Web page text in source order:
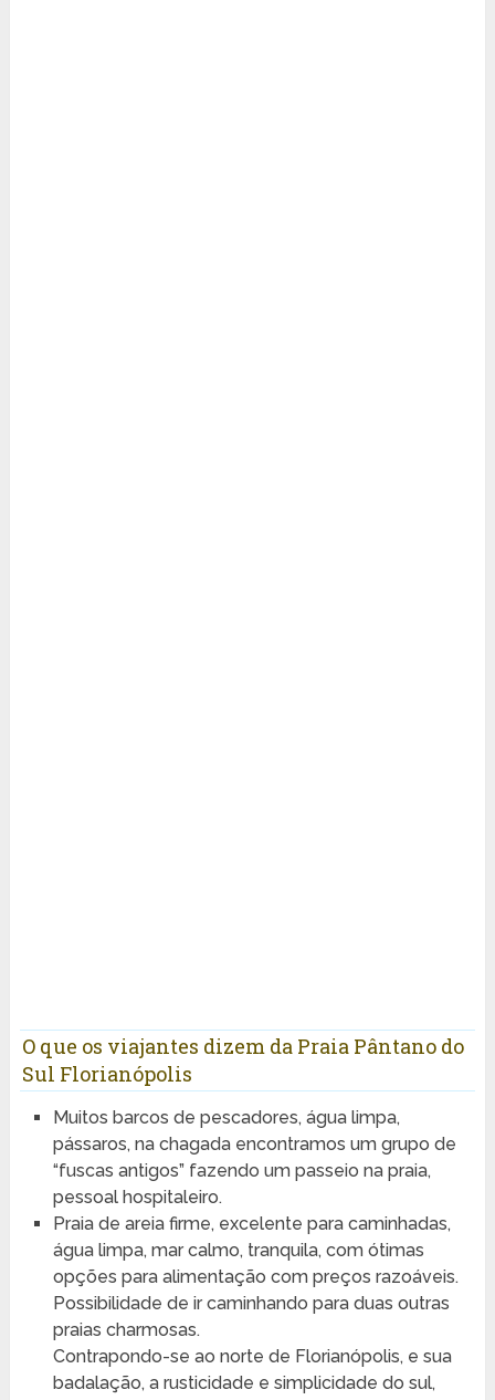
O que os viajantes dizem da Praia Pântano do
Sul Florianópolis
Muitos barcos de pescadores, água limpa,
pássaros, na chagada encontramos um grupo de
“fuscas antigos” fazendo um passeio na praia,
pessoal hospitaleiro.
Praia de areia firme, excelente para caminhadas,
água limpa, mar calmo, tranquila, com ótimas
opções para alimentação com preços razoáveis.
Possibilidade de ir caminhando para duas outras
praias charmosas.
Contrapondo-se ao norte de Florianópolis, e sua
badalação, a rusticidade e simplicidade do sul,